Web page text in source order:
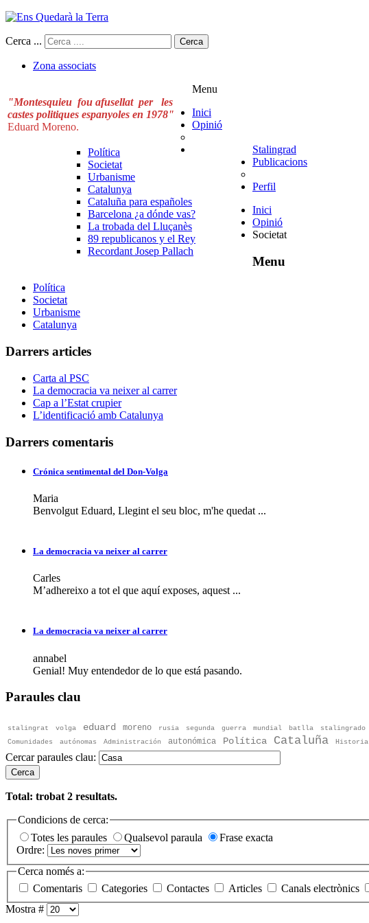
Cerca ... Cerca
Zona associats
"Montesquieu fou afusellat per les
castes politiques espanyoles en 1978"
Eduard Moreno.
Menu
Inici
Opinió
Política
Societat
Urbanisme
Catalunya
Stalingrad
Publicacions
Cataluña para españoles
Barcelona ¿a dónde vas?
La trobada del Lluçanès
89 republicanos y el Rey
Recordant Josep Pallach
Perfil
Inici
Opinió
Societat
Menu
Política
Societat
Urbanisme
Catalunya
Darrers articles
Carta al PSC
La democracia va neixer al carrer
Cap a l’Estat crupier
L’identificació amb Catalunya
Darrers comentaris
Crónica sentimental del Don-Volga
Maria
Benvolgut Eduard, Llegint el seu bloc, m'he quedat ...
La democracia va neixer al carrer
Carles
M’adhereixo a tot el que aquí exposes, aquest ...
La democracia va neixer al carrer
annabel
Genial! Muy entendedor de lo que está pasando.
Paraules clau
stalingrat volga eduard moreno rusia segunda guerra mundial batlla stalingrado
Comunidades
autónomas Administración autonómica Política Cataluña Historia
Cercar paraules clau:
Cerca
Total: trobat 2 resultats.
Condicions de cerca:
Totes les paraules
Qualsevol paraula
Frase exacta
Ordre:
Cerca només a:
Comentaris
Categories Contactes Articles Canals electrònics
Mostra #